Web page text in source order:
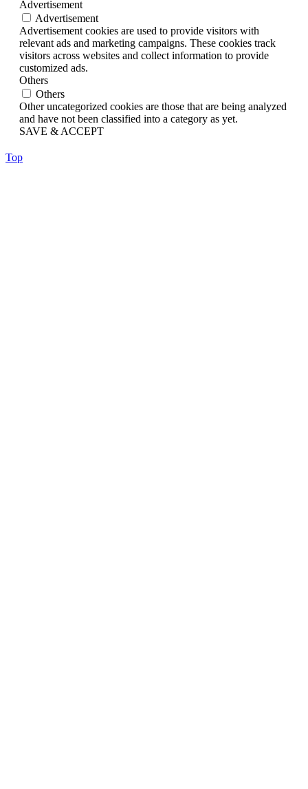
Advertisement
Advertisement
Advertisement cookies are used to provide visitors with
relevant ads and marketing campaigns. These cookies track
visitors across websites and collect information to provide
customized ads.
Others
Others
Other uncategorized cookies are those that are being analyzed
and have not been classified into a category as yet.
SAVE & ACCEPT
Top